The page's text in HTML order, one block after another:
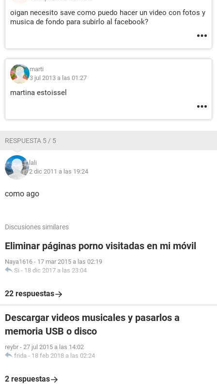
oigan necesito save como puedo hacer un video con fotos y
musica de fondo para subirlo al facebook?
marti
3 jul 2013 a las 01:27
martina estoissel
RESPUESTA 5 / 5
lali
2 dic 2011 a las 19:24
como ago
Discusiones similares
Eliminar páginas porno visitadas en mi móvil
Naya1616 - 17 mar 2015 a las 02:19
Si - 18 dic 2017 a las 23:04
22 respuestas
Descargar videos musicales y pasarlos a
memoria USB o disco
reybr - 27 jul 2015 a las 14:02
frida - 18 feb 2018 a las 02:24
2 respuestas